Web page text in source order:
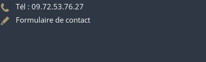
Tél : 09.72.53.76.27
Formulaire de contact